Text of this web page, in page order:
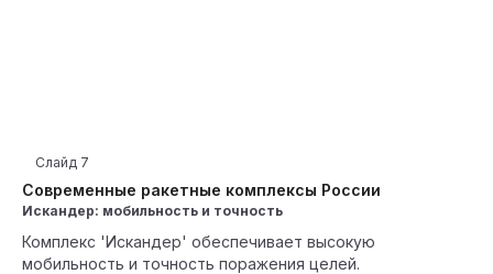
Современные ракетные комплексы России
Слайд 7
Искандер: мобильность и точность
Комплекс 'Искандер' обеспечивает высокую
мобильность и точность поражения целей.